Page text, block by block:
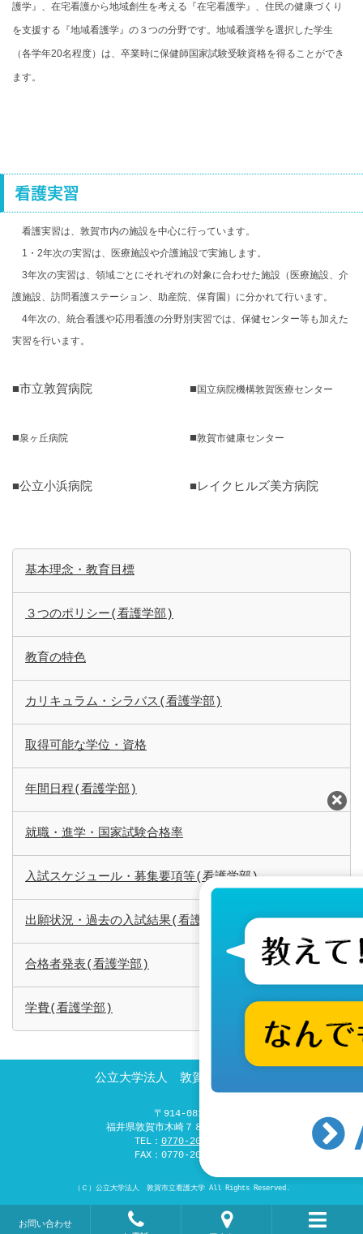
護学』、在宅看護から地域創生を考える『在宅看護学』、住民の健康づくり
を支援する『地域看護学』の３つの分野です。地域看護学を選択した学生
（各学年20名程度）は、卒業時に保健師国家試験受験資格を得ることができ
ます。
看護実習
看護実習は、敦賀市内の施設を中心に行っています。
1・2年次の実習は、医療施設や介護施設で実施します。
3年次の実習は、領域ごとにそれぞれの対象に合わせた施設（医療施設、介
護施設、訪問看護ステーション、助産院、保育園）に分かれて行います。
4年次の、統合看護や応用看護の分野別実習では、保健センター等も加えた
実習を行います。
■市立敦賀病院 ■国立病院機構敦賀医療センター
■泉ヶ丘病院 ■敦賀市健康センター
■公立小浜病院 ■レイクヒルズ美方病院
基本理念・教育目標
３つのポリシー(看護学部)
教育の特色
カリキュラム・シラバス(看護学部)
取得可能な学位・資格
年間日程(看護学部)
就職・進学・国家試験合格率
入試スケジュール・募集要項等(看護学部)
出願状況・過去の入試結果(看護学部)
合格者発表(看護学部)
学費(看護学部)
公立大学法人 敦賀市立看護大学
〒914-0814
福井県敦賀市木崎７８号２番地-１
TEL： 0770-20-5500
FAX：0770-20-5548
（Ｃ） 公立大学法人 敦賀市立看護大学All Rights Reserved.
お問い合わせ